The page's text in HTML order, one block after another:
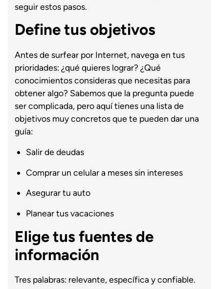
seguir estos pasos.
Define tus objetivos
Antes de surfear por Internet, navega en tus
prioridades: ¿qué quieres lograr? ¿Qué
conocimientos consideras que necesitas para
obtener algo? Sabemos que la pregunta puede
ser complicada, pero aquí tienes una lista de
objetivos muy concretos que te pueden dar una
guía:
Salir de deudas
Comprar un celular a meses sin intereses
Asegurar tu auto
Planear tus vacaciones
Elige tus fuentes de
información
Tres palabras: relevante, específica y confiable.